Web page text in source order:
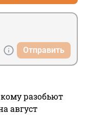
Отправить
разобьют
август